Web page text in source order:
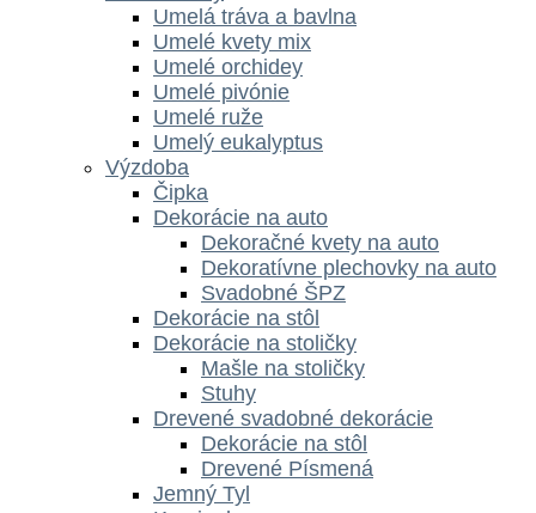
Umelá tráva a bavlna
Umelé kvety mix
Umelé orchidey
Umelé pivónie
Umelé ruže
Umelý eukalyptus
Výzdoba
Čipka
Dekorácie na auto
Dekoračné kvety na auto
Dekoratívne plechovky na auto
Svadobné ŠPZ
Dekorácie na stôl
Dekorácie na stoličky
Mašle na stoličky
Stuhy
Drevené svadobné dekorácie
Dekorácie na stôl
Drevené Písmená
Jemný Tyl